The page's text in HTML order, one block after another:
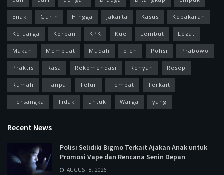
Enak Gurih Hingga Jakarta Kasus Kebakaran
Keluarga Korban KPK Kue Lembut Lezat
Makan Membuat Mudah oleh Polisi Prabowo
Praktis Rasa Rekomendasi Renyah Resep
Rumah Tanpa Telur Tempat Terkait
Tersangka Tidak untuk Warga yang
Recent News
Polisi Selidiki Bigmo Terkait Ajakan Anak untuk
Promosi Vape dan Rencana Senin Depan
AUGUST 8, 2026